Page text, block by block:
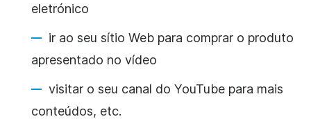
eletrónico
ir ao seu sítio Web para comprar o produto
apresentado no vídeo
visitar o seu canal do YouTube para mais
conteúdos, etc.